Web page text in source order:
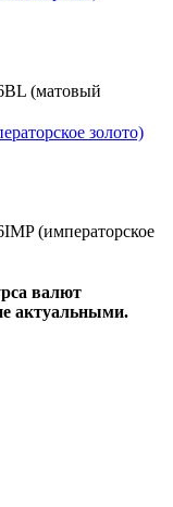
(матовый
(императорское
валют
актуальными.